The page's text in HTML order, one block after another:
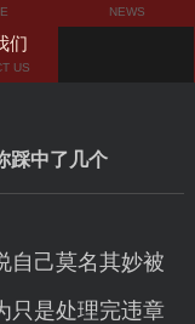
NEWS
们
US
踩中了几个
自己莫名其妙被
只是处理完违章